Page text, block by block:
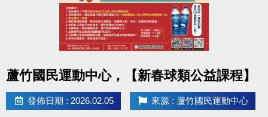
※ 領獎時需要準備相關證件以資核銷，如不願提供素
-洽詢專線：03-2639066 #111
-官網 :
https://www.lzsports.com.tw/zh_TW/news/pageID/1/
-FB : 桃園市蘆竹國民運動中心
-IG : @luzhusports
蘆竹國民運動中心，【新春球類公益課程】
發佈日期 : 2026.02.05 來源 : 蘆竹國民運動中心